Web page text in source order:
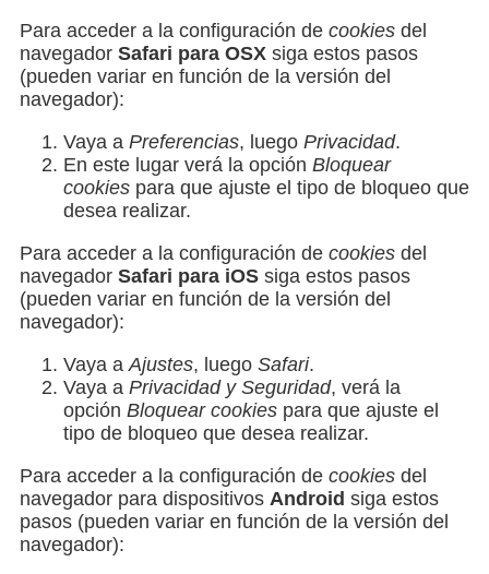
Para acceder a la configuración de cookies del
navegador Safari para OSX siga estos pasos
(pueden variar en función de la versión del
navegador):
Vaya a Preferencias, luego Privacidad.
En este lugar verá la opción Bloquear
cookies para que ajuste el tipo de bloqueo que
desea realizar.
Para acceder a la configuración de cookies del
navegador Safari para iOS siga estos pasos
(pueden variar en función de la versión del
navegador):
Vaya a Ajustes, luego Safari.
Vaya a Privacidad y Seguridad, verá la
opción Bloquear cookies para que ajuste el
tipo de bloqueo que desea realizar.
Para acceder a la configuración de cookies del
navegador para dispositivos Android siga estos
pasos (pueden variar en función de la versión del
navegador):